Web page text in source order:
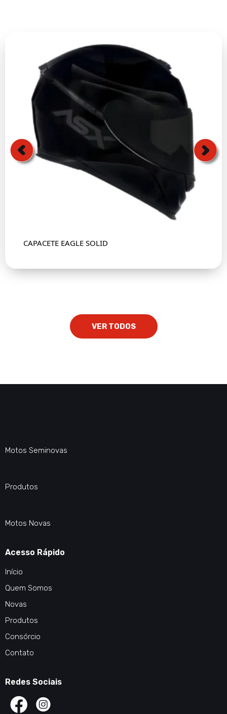
CAPACETE EAGLE SOLID
VER TODOS
Motos Seminovas
Produtos
Motos Novas
Acesso Rápido
Início
Quem Somos
Novas
Produtos
Consórcio
Contato
Redes Sociais